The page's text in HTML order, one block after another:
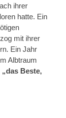
ihrer
hatte. Ein
mit ihrer
Ein Jahr
Albtraum
„das Beste,